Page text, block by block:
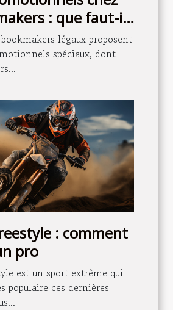
: que faut-il
légaux proposent
spéciaux, dont
: comment
pro
est un sport extrême qui
populaire ces dernières